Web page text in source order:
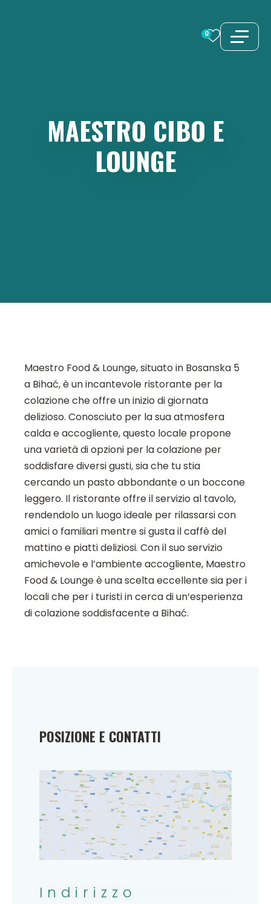
0
MAESTRO CIBO E
LOUNGE
Maestro Food & Lounge, situato in Bosanska 5
a Bihać, è un incantevole ristorante per la
colazione che offre un inizio di giornata
delizioso. Conosciuto per la sua atmosfera
calda e accogliente, questo locale propone
una varietà di opzioni per la colazione per
soddisfare diversi gusti, sia che tu stia
cercando un pasto abbondante o un boccone
leggero. Il ristorante offre il servizio al tavolo,
rendendolo un luogo ideale per rilassarsi con
amici o familiari mentre si gusta il caffè del
mattino e piatti deliziosi. Con il suo servizio
amichevole e l’ambiente accogliente, Maestro
Food & Lounge è una scelta eccellente sia per i
locali che per i turisti in cerca di un’esperienza
di colazione soddisfacente a Bihać.
POSIZIONE E CONTATTI
Indirizzo